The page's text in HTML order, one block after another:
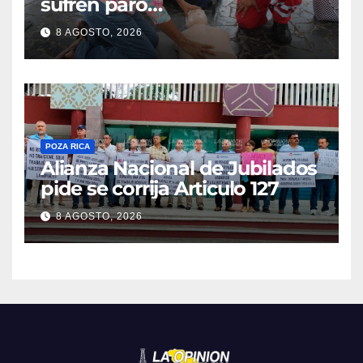
cardiorrespiratorio mueren
8 AGOSTO, 2026
POZA RICA
Alianza Nacional de Jubilados
pide se corrija Articulo 127
8 AGOSTO, 2026